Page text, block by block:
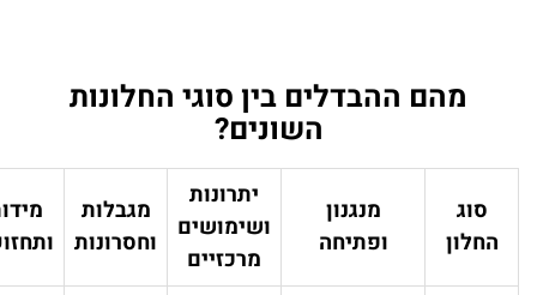
מהם ההבדלים בין סוגי החלונות
השונים?
החלון
מנגנון
ופתיחה
יתרונות
ושימושים
מרכזיים
מגבלות
וחסרונות
מידות
ותחזוקה